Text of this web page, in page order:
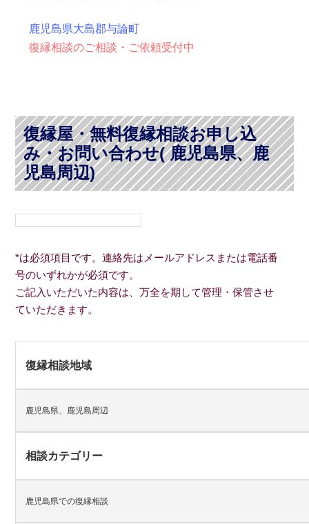
鹿児島県大島郡与論町
復縁相談のご相談・ご依頼受付中
復縁屋・無料復縁相談お申し込
み・お問い合わせ( 鹿児島県、鹿
児島周辺)
*は必須項目です。連絡先はメールアドレスまたは電話番
号のいずれかが必須です。
ご記入いただいた内容は、万全を期して管理・保管させ
ていただきます。
復縁相談地域
鹿児島県、鹿児島周辺
相談カテゴリー
鹿児島県での復縁相談